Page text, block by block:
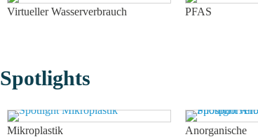
Virtueller Wasserverbrauch PFAS
Spotlights
Mikroplastik
Anorganische